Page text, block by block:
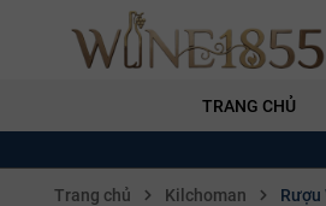
TRANG CHỦ
Trang chủ Kilchoman Rượu